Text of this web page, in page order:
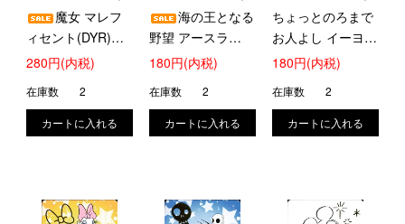
魔女 マレフ
ィセント(DYR)
(DSY/01B-057D)
280円(内税)
在庫数 2
海の王となる
野望 アースラ
(DYR)(DSY/01B-
180円(内税)
在庫数 2
ちょっとのろまで
お人よし イーヨー
(BR)(DSY/01B-
180円(内税)
在庫数 2